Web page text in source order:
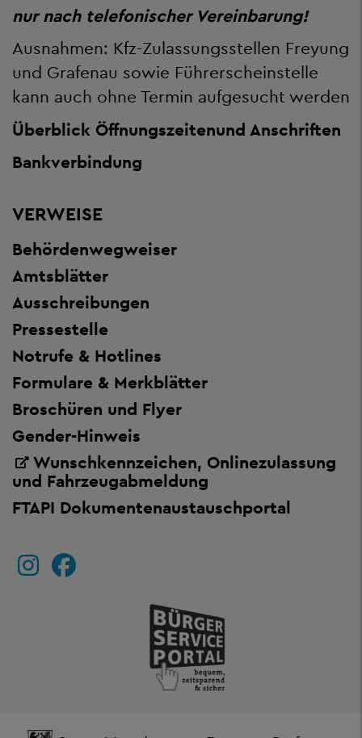
nur nach telefonischer Vereinbarung!
Ausnahmen: Kfz-Zulassungsstellen Freyung
und Grafenau sowie Führerscheinstelle
kann auch ohne Termin aufgesucht werden
Überblick Öffnungszeitenund Anschriften
Bankverbindung
VERWEISE
Behördenwegweiser
Amtsblätter
Ausschreibungen
Pressestelle
Notrufe & Hotlines
Formulare & Merkblätter
Broschüren und Flyer
Gender-Hinweis
Wunschkennzeichen, Onlinezulassung
und Fahrzeugabmeldung
FTAPI Dokumentenaustauschportal